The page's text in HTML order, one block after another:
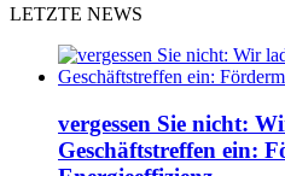
LETZTE NEWS
vergessen Sie nicht:
Geschäftstreffen ein: